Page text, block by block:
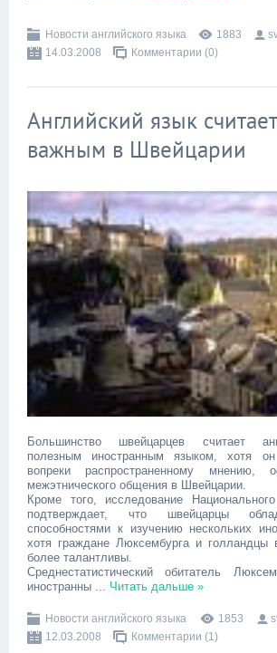
Новости английского языка 1883
14.03.2008
Комментарии (0)
Английский язык
важным в Швейцарии
Большинство швейцарцев считает
полезным иностранным языком, хотя
вопреки распространенному мнению,
межэтнического общения в Швейцарии.
Кроме того, исследование
подтверждает, что швейцарцы
способностями к изучению нескольких
хотя граждане Люксембурга и голландцы
более талантливы.
Среднестатистический обитатель
иностранны ... Читать дальше »
Новости английского языка 1853
12.03.2008
Комментарии (1)